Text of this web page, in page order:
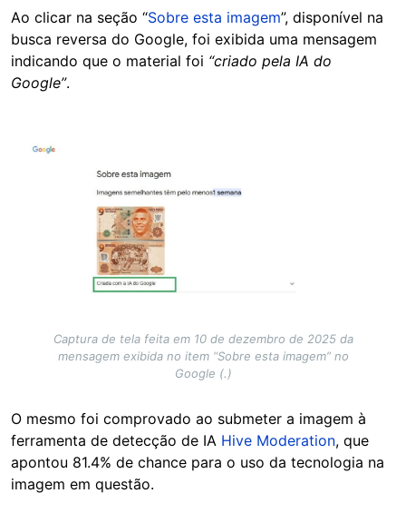
Ao clicar na seção “Sobre esta imagem”, disponível na
busca reversa do Google, foi exibida uma mensagem
indicando que o material foi “criado pela IA do
Google”.
Image
Captura de tela feita em 10 de dezembro de 2025 da
mensagem exibida no item “Sobre esta imagem” no
Google (.)
O mesmo foi comprovado ao submeter a imagem à
ferramenta de detecção de IA Hive Moderation, que
apontou 81.4% de chance para o uso da tecnologia na
imagem em questão.